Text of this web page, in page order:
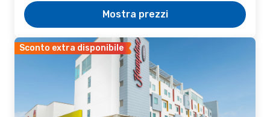
Mostra prezzi
Sconto extra disponibile